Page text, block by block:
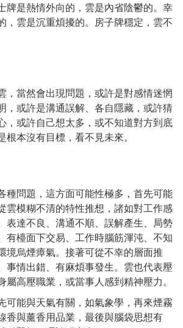
牌是熱情外向的，雲是內省陰鬱的。幸
，雲是沉重煩擾的。房子牌穩定，雲不
，當然會出現問題，或許是對感情迷惘
，或許是溝通誤解、各自隱藏，或許猜
，或許自己想太多，或不知道對方到底
本沒有目標，看不見未來。
種問題，這方面可能性極多，首先可能
雲模糊不清的特性推想，諸如對工作感
表達不良、溝通不順、誤解產生、局勢
有檯面下交易、工作時腦筋渾沌、不知
境烏煙瘴氣。接著可從不幸的層面推
事情出錯、有麻煩事發生。雲也代表壓
屬高壓職業，或當事人感到精神壓力。
可能與天氣有關，如氣象學，再來煙霧
香與薰香用品業，最後與腦袋思想有